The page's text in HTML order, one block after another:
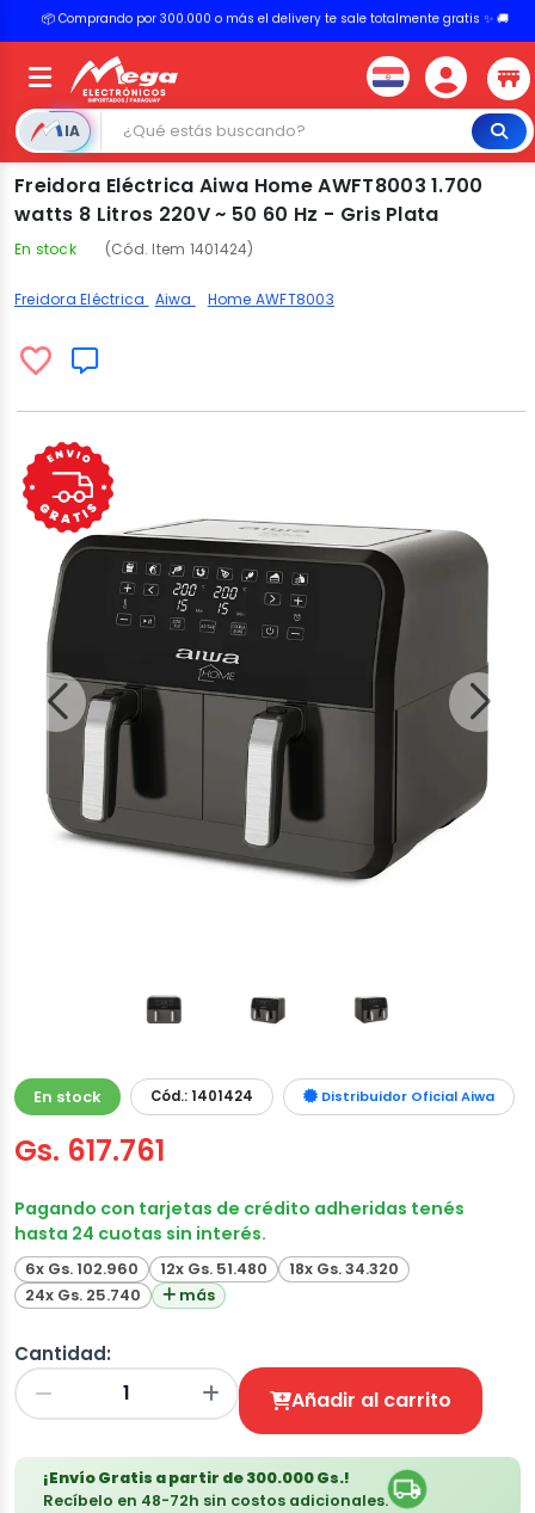
💳 ¡HASTA 24 CUOTAS SIN INTERÉS con tarjetas adheridas!
IA
Freidora Eléctrica Aiwa Home AWFT8003 1.700
watts 8 Litros 220V ~ 50 60 Hz - Gris Plata
En stock (Cód. Item 1401424)
Freidora Eléctrica Aiwa Home AWFT8003
En stock Cód.: 1401424 Distribuidor Oficial Aiwa
Gs. 617.761
Pagando con tarjetas de crédito adheridas tenés
hasta 24 cuotas sin interés.
6x Gs. 102.960 12x Gs. 51.480
18x Gs. 34.320
24x Gs. 25.740
más
Cantidad:
Añadir al carrito
¡Envío Gratis a partir de 300.000 Gs.!
Recíbelo en 48-72h sin costos adicionales.